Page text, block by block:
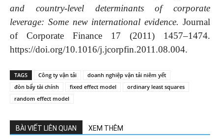
and country-level determinants of corporate
leverage: Some new international evidence. Journal
of Corporate Finance 17 (2011) 1457–1474.
https://doi.org/10.1016/j.jcorpfin.2011.08.004.
TAGS Công ty vận tải
doanh nghiệp vận tải niêm yết
đòn bẩy tài chính
fixed effect model
ordinary least squares
random effect model
BÀI VIẾT LIÊN QUAN XEM THÊM